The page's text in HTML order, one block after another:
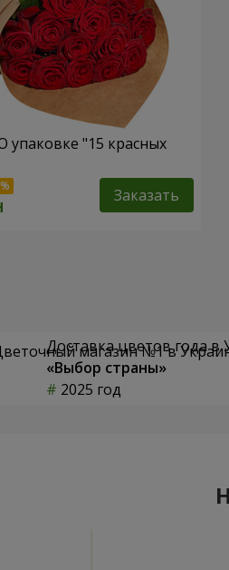
упаковке "15 красных
Заказать
Доставка цветов года в
«Выбор страны»
2025 год